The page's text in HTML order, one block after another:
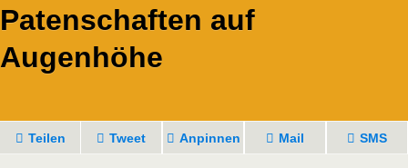
Patenschaften auf
Augenhöhe
Teilen Tweet Anpinnen Mail SMS